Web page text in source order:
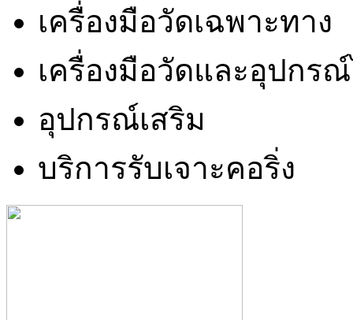
เครื่องมือวัดเฉพาะทาง
เครื่องมือวัดและอุปกร
อุปกรณ์เสริม
บริการรับเจาะคอริ่ง